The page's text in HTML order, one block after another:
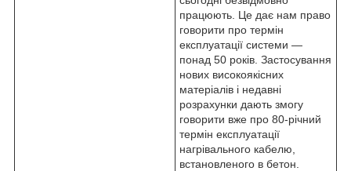
працюють. Це дає нам право
говорити про термін
експлуатації системи —
понад 50 років. Застосування
нових високоякісних
матеріалів і недавні
розрахунки дають змогу
говорити вже про 80-річний
термін експлуатації
нагрівального кабелю,
встановленого в бетон.